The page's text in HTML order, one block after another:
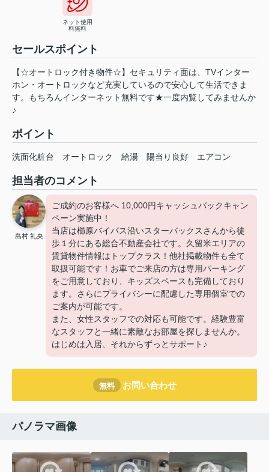
ネット使用
料無料
セールスポイント
【☆オートロック付き物件☆】セキュリティ面は、TVインター
ホン・オートロックなど充実しているので安心して生活できま
す。もちろんインターネット無料です★一度内覧してみませんか
♪
ポイント
洗面化粧台 オートロック 給湯 陽当り良好 エアコン
担当者のコメント
島村 礼央
ご成約のお客様へ 10,000円キャッシュバックキャン
ペーン実施中！
当店は櫛原バイパス沿いスターバックスさんから徒
歩１分にある総合不動産会社です。久留米エリアの
賃貸物件情報はトップクラス！他社掲載物件も全て
取扱可能です！お車でご来店の方は専用パーキング
をご用意しており、キッズスペースも完備しており
ます。さらにプライバシーに配慮した専用個室での
ご案内が可能です。
また、女性スタッフでの対応も可能です。経験豊富
なスタッフと一緒に素敵なお部屋を探しませんか。
はじめは入居、それからずっとサポート♪
無料 お問い合わせ
パノラマ画像